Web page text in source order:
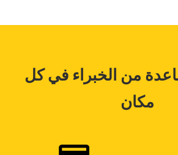
من الخبراء في كل
مكان